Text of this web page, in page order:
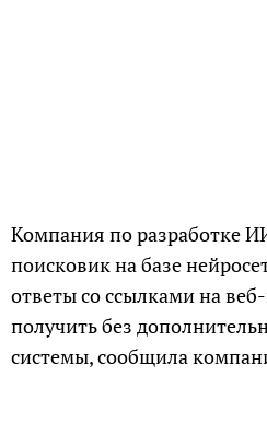
Компания по разработке
поисковик на базе
ответы со ссылками на
получить без
системы, сообщила